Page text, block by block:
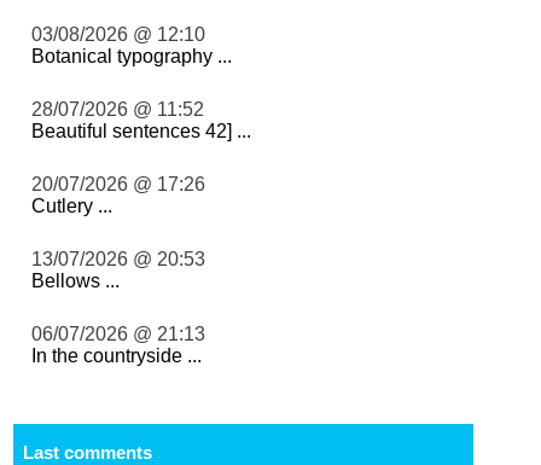
03/08/2026 @ 12:10
Botanical typography ...
28/07/2026 @ 11:52
Beautiful sentences 42] ...
20/07/2026 @ 17:26
Cutlery ...
13/07/2026 @ 20:53
Bellows ...
06/07/2026 @ 21:13
In the countryside ...
Last comments